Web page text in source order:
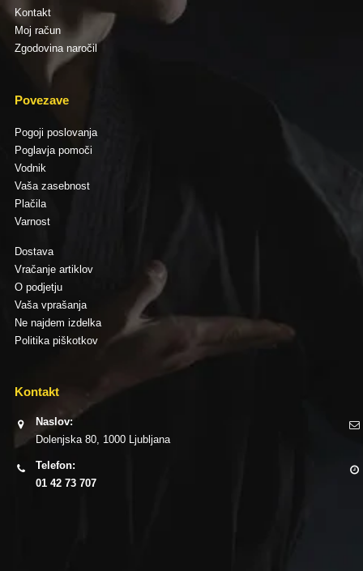
Kontakt
Moj račun
Zgodovina naročil
Povezave
Pogoji poslovanja
Poglavja pomoči
Vodnik
Vaša zasebnost
Plačila
Varnost
Dostava
Vračanje artiklov
O podjetju
Vaša vprašanja
Ne najdem izdelka
Politika piškotkov
Kontakt
Naslov:
Dolenjska 80, 1000 Ljubljana
Telefon:
01 42 73 707